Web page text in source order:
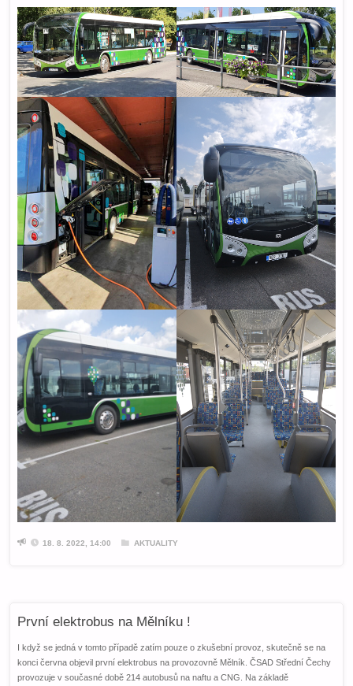
18. 8. 2022, 14:00 AKTUALITY
První elektrobus na Mělníku !
I když se jedná v tomto případě zatím pouze o zkušební provoz, skutečně se na
konci června objevil první elektrobus na provozovně Mělník. ČSAD Střední Čechy
provozuje v současné době 214 autobusů na naftu a CNG. Na základě